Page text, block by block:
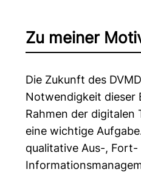
Zu meiner
Die Zukunft des
Notwendigkeit dieser
Rahmen der digitalen
eine wichtige
qualitative Aus-,